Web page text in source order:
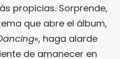
propicias. Sorprende,
que abre el álbum,
«, haga alarde
de amanecer en